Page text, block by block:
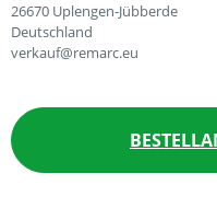
26670 Uplengen-Jübberde
Deutschland
verkauf@remarc.eu